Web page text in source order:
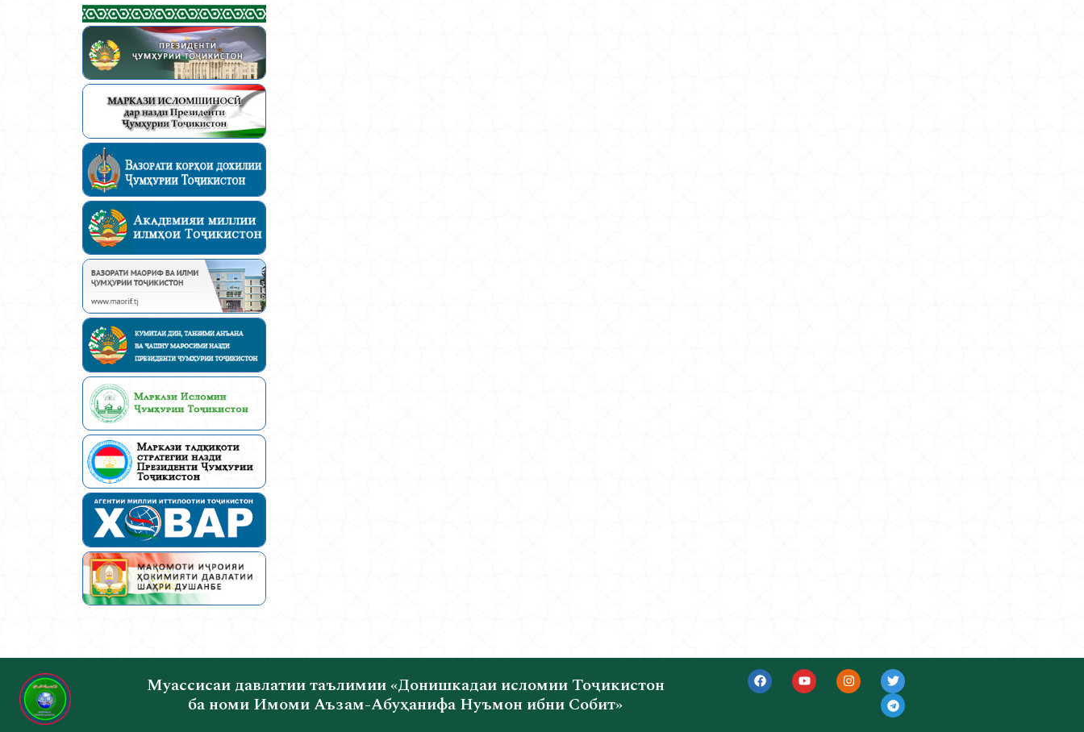
Муассисаи давлатии таълимии «Донишкадаи исломии Тоҷикистон
ба номи Имоми Аъзам-Абуҳанифа Нуъмон ибни Собит»